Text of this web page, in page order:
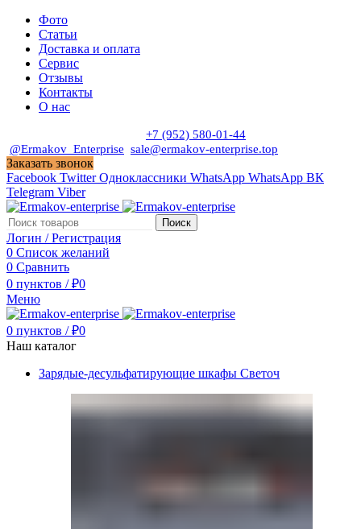
Фото
Статьи
Доставка и оплата
Сервис
Отзывы
Контакты
О нас
+7 (952) 580-01-44
@Ermakov_Enterprise sale@ermakov-enterprise.top
Заказать звонок
Facebook Twitter Одноклассники WhatsApp WhatsApp ВК
Telegram Viber
Поиск
Логин / Регистрация
0 Список желаний
0 Сравнить
0 пунктов / ₽0
Меню
0 пунктов / ₽0
Наш каталог
Зарядые-десульфатирующие шкафы Светоч